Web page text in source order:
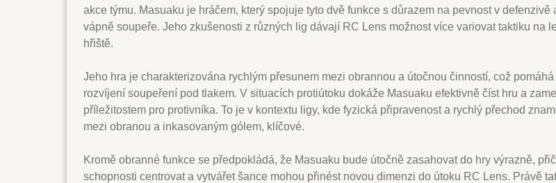
akce týmu. Masuaku je hráčem, který spojuje tyto dvě funkce s důrazem na pevnost v defenzivě
vápně soupeře. Jeho zkušenosti z různých lig dávají RC Lens možnost více variovat taktiku na
hřiště.
Jeho hra je charakterizována rychlým přesunem mezi obrannou a útočnou činností, což pomáhá
rozvíjení soupeření pod tlakem. V situacích protiútoku dokáže Masuaku efektivně číst hru a
příležitostem pro protivníka. To je v kontextu ligy, kde fyzická připravenost a rychlý přechod
mezi obranou a inkasovaným gólem, klíčové.
Kromě obranné funkce se předpokládá, že Masuaku bude útočně zasahovat do hry výrazně,
schopnosti centrovat a vytvářet šance mohou přinést novou dimenzi do útoku RC Lens. Právě